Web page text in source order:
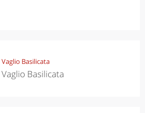
Vaglio Basilicata
Vaglio Basilicata